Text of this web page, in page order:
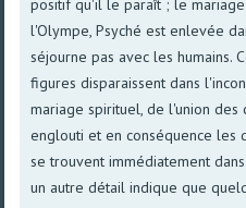
positif qu'il le paraît ; le
l'Olympe, Psyché est enlevée
séjourne pas avec les humains.
figures disparaissent dans
mariage spirituel, de l'union des
englouti et en conséquence les
se trouvent immédiatement
un autre détail indique que